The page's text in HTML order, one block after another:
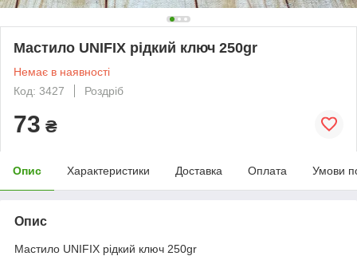
Мастило UNIFIX рідкий ключ 250gr
Немає в наявності
Код: 3427
Роздріб
73 ₴
Опис Характеристики Доставка Оплата Умови
Опис
Мастило UNIFIX рідкий ключ 250gr